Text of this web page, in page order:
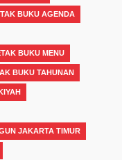
BUKU AGENDA
BUKU MENU
BUKU TAHUNAN
JAKARTA TIMUR